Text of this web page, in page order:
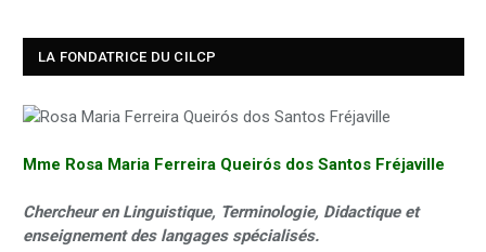
LA FONDATRICE DU CILCP
Mme Rosa Maria Ferreira Queirós dos Santos Fréjaville
Chercheur en Linguistique, Terminologie, Didactique et
enseignement des langages spécialisés.